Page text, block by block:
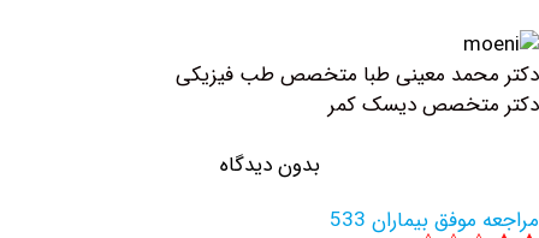
معینی طبا متخصص طب فیزیکی
دیسک کمر
بدون دیدگاه
بیماران 533